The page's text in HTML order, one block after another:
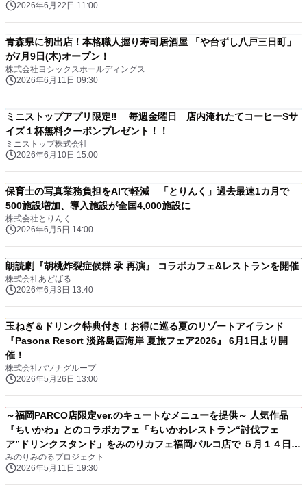
2026年6月22日 11:00
青森県に初出店！本格職人握り寿司居酒屋 「や台ずし八戸三日町」
が7月9日(木)オープン！
株式会社ヨシックスホールディングス
2026年6月11日 09:30
ミニストップアプリ限定‼ 毎週金曜日 店内淹れたてコーヒーSサ
イズ１杯無料クーポンプレゼント！！
ミニストップ株式会社
2026年6月10日 15:00
保育士の写真業務負担をAIで軽減 「とりんく」過去最速1カ月で
500施設増加、導入施設が全国4,000施設に
株式会社とりんく
2026年6月5日 14:00
朗読劇『胡桃炸裂症候群 承 再演』 コラボカフェ&レストランを開催
株式会社あどばる
2026年6月3日 13:40
玉ねぎ＆ドリンク特典付き！お得に巡る夏のリゾートアイランド
『Pasona Resort 淡路島西海岸 夏旅フェア2026』 6月1日より開
催！
株式会社パソナグループ
2026年5月26日 13:00
～福岡PARCO店限定ver.のキュートなメニューを提供～ 人気作品
『ちいかわ』とのコラボカフェ「ちいかわレストラン“討伐フェ
ア”ドリンクスタンド」をみのりカフェ福岡パルコ店で ５月１４日
（木）～６月７日（日）に開催！
みのりみのるプロジェクト
2026年5月11日 19:30